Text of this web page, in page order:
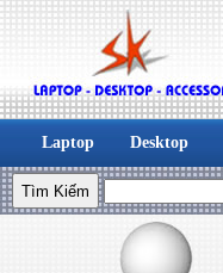
Laptop Desktop